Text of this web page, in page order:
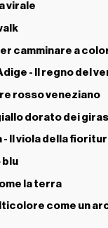
virale
camminare a
- Il regno del
rosso veneziano
dorato dei
Il viola della
blu
la terra
come un